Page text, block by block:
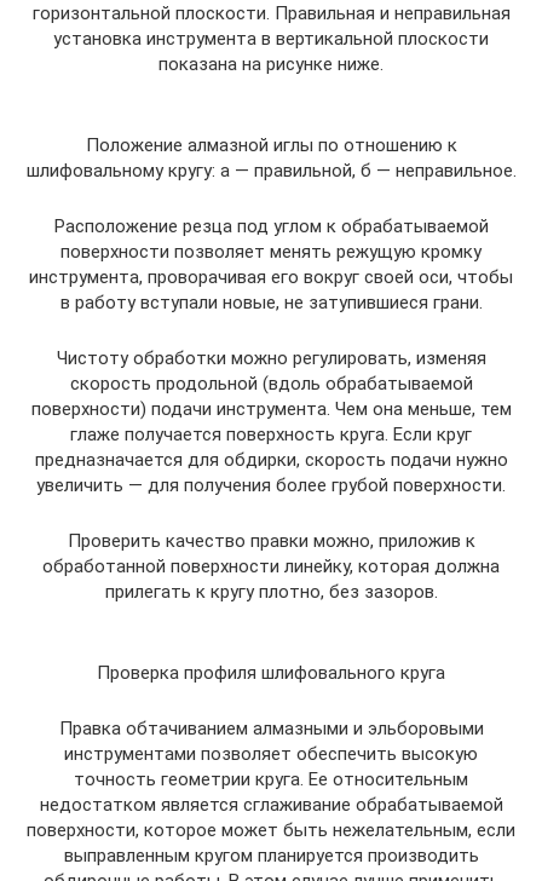
горизонтальной плоскости. Правильная и неправильная
установка инструмента в вертикальной плоскости
показана на рисунке ниже.
Положение алмазной иглы по отношению к
шлифовальному кругу: а — правильной, б — неправильное.
Расположение резца под углом к обрабатываемой
поверхности позволяет менять режущую кромку
инструмента, проворачивая его вокруг своей оси, чтобы
в работу вступали новые, не затупившиеся грани.
Чистоту обработки можно регулировать, изменяя
скорость продольной (вдоль обрабатываемой
поверхности) подачи инструмента. Чем она меньше, тем
глаже получается поверхность круга. Если круг
предназначается для обдирки, скорость подачи нужно
увеличить — для получения более грубой поверхности.
Проверить качество правки можно, приложив к
обработанной поверхности линейку, которая должна
прилегать к кругу плотно, без зазоров.
Проверка профиля шлифовального круга
Правка обтачиванием алмазными и эльборовыми
инструментами позволяет обеспечить высокую
точность геометрии круга. Ее относительным
недостатком является сглаживание обрабатываемой
поверхности, которое может быть нежелательным, если
выправленным кругом планируется производить